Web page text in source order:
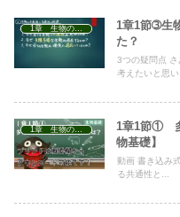
1章 生物の特徴
1章1節➂生
た？
3つの疑問点
考えたいと思い
1章 生物の特徴
1章1節① 多
物基礎】
動画 書き込み
る共通性と...